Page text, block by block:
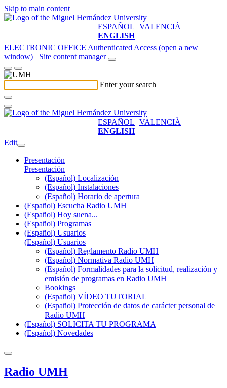
Skip to main content
ESPAÑOL VALENCIÀ
ENGLISH
ELECTRONIC OFFICE Authenticated Access (open a new
window)
Site content manager
Enter your search
ESPAÑOL VALENCIÀ
ENGLISH
Edit
Presentación
Presentación
(Español) Localización
(Español) Instalaciones
(Español) Horario de apertura
(Español) Escucha Radio UMH
(Español) Hoy suena...
(Español) Programas
(Español) Usuarios
(Español) Usuarios
(Español) Reglamento Radio UMH
(Español) Normativa Radio UMH
(Español) Formalidades para la solicitud, realización y
emisión de programas en Radio UMH
Bookings
(Español) VÍDEO TUTORIAL
(Español) Protección de datos de carácter personal de
Radio UMH
(Español) SOLICITA TU PROGRAMA
(Español) Novedades
Radio UMH